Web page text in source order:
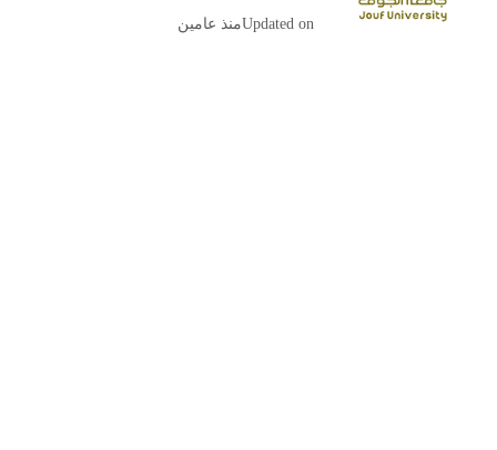
Updated onمنذ عامين